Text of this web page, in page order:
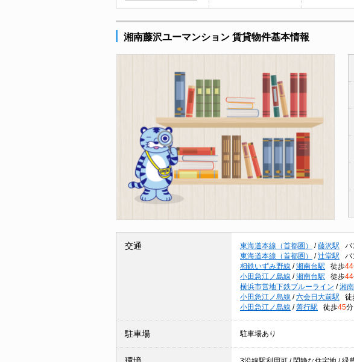
湘南藤沢ユーマンション 賃貸物件基本情報
交通 東海道本線（首都圏） / 藤沢駅 バ
東海道本線（首都圏）
/ 辻堂駅 バ
相鉄いずみ野線 / 湘南台駅 徒歩44
小田急江ノ島線 / 湘南台駅 徒歩44
横浜市営地下鉄ブルーライン / 湘
小田急江ノ島線 / 六会日大前駅 徒
小田急江ノ島線 / 善行駅 徒歩45分
駐車場 駐車場あり